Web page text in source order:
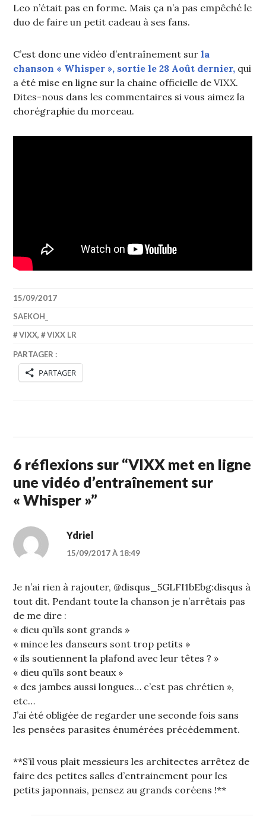
Leo n’était pas en forme. Mais ça n’a pas empêché le
duo de faire un petit cadeau à ses fans.
C’est donc une vidéo d’entraînement surla
chanson « Whisper », sortie le 28 Août dernier, qui
a été mise en ligne sur la chaine officielle de VIXX.
Dites-nous dans les commentaires si vous aimez la
chorégraphie du morceau.
15/09/2017
SAEKOH_
VIXX, VIXX LR
PARTAGER :
PARTAGER
6 réflexions sur “VIXX met en ligne
une vidéo d’entraînement sur
« Whisper »”
Ydriel
15/09/2017 À 18:49
Je n’ai rien à rajouter, @disqus_5GLFI1bEbg:disqus à
tout dit. Pendant toute la chanson je n’arrêtais pas
de me dire :
« dieu qu’ils sont grands »
« mince les danseurs sont trop petits »
« ils soutiennent la plafond avec leur têtes ? »
« dieu qu’ils sont beaux »
« des jambes aussi longues… c’est pas chrétien »,
etc…
J’ai été obligée de regarder une seconde fois sans
les pensées parasites énumérées précédemment.
**S’il vous plait messieurs les architectes arrêtez de
faire des petites salles d’entrainement pour les
petits japonnais, pensez au grands coréens !**